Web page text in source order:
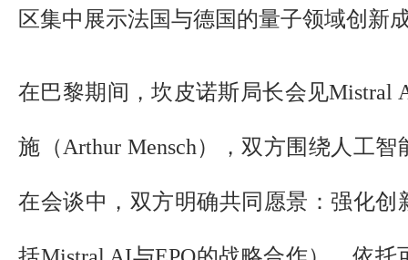
区集中展示法国与德国的量子领域创新
在巴黎期间，坎皮诺斯局长会见Mistral
施（Arthur Mensch），双方围绕人工
在会谈中，双方明确共同愿景：强化创